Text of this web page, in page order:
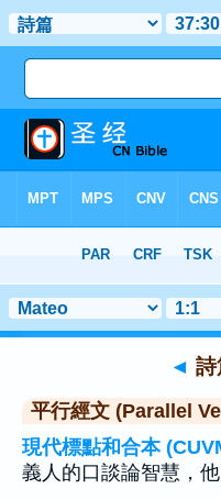
> 聖經金句 30
◄
平行經文 (Parallel
現代標點和合本
義人的口談論智慧，他